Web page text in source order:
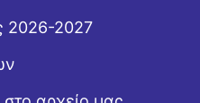
2026-2027